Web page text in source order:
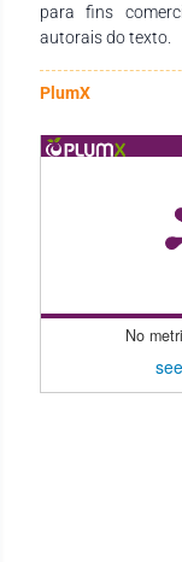
para fins
autorais do texto.
PlumX
No